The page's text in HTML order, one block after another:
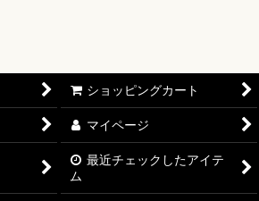
ースターパック 神の島の冒険【OP-
クストラブースター EGGHEAD
ショッピングカート
マイページ
最近チェックしたアイテ
ム